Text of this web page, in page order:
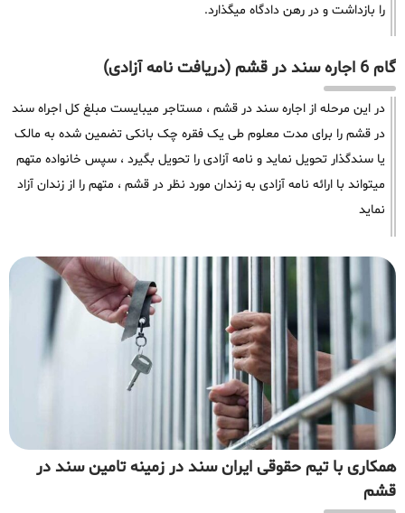
را بازداشت و در رهن دادگاه میگذارد.
گام 6 اجاره سند در قشم (دریافت نامه آزادی)
در این مرحله از اجاره سند در قشم ، مستاجر میبایست مبلغ کل اجراه سند
در قشم را برای مدت معلوم طی یک فقره چک بانکی تضمین شده به مالک
یا سندگذار تحویل نماید و نامه آزادی را تحویل بگیرد ، سپس خانواده متهم
میتواند با ارائه نامه آزادی به زندان مورد نظر در قشم ، متهم را از زندان آزاد
نماید
همکاری با تیم حقوقی ایران سند در زمینه تامین سند در
قشم